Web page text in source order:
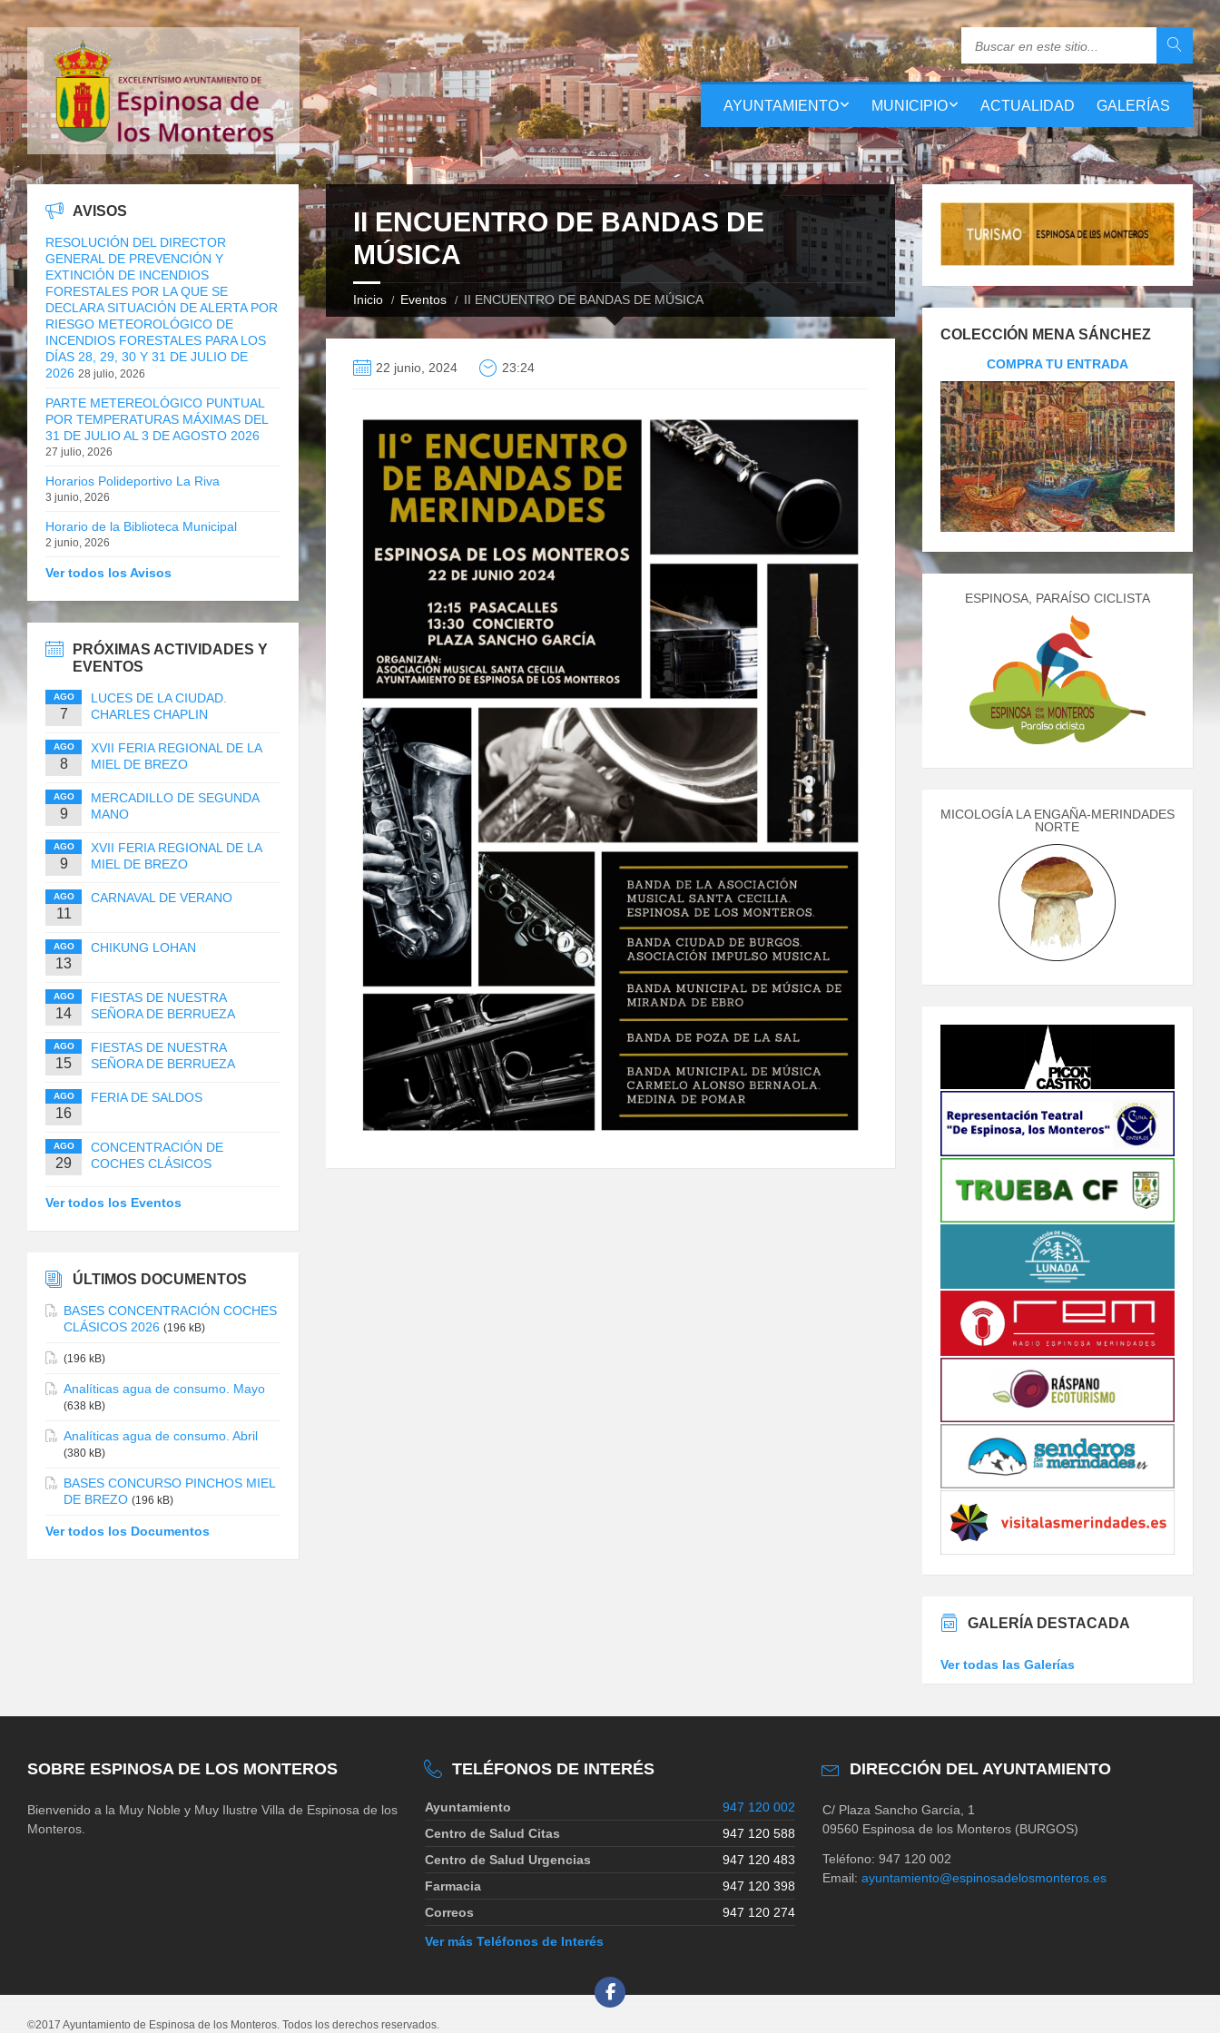
AYUNTAMIENTO MUNICIPIO ACTUALIDAD GALERÍAS
II ENCUENTRO DE BANDAS DE
MÚSICA
Inicio Eventos II ENCUENTRO DE BANDAS DE MÚSICA
22 junio, 2024 23:24
AVISOS
RESOLUCIÓN DEL DIRECTOR
GENERAL DE PREVENCIÓN Y
EXTINCIÓN DE INCENDIOS
FORESTALES POR LA QUE SE
DECLARA SITUACIÓN DE ALERTA POR
RIESGO METEOROLÓGICO DE
INCENDIOS FORESTALES PARA LOS
DÍAS 28, 29, 30 Y 31 DE JULIO DE
2026 28 julio, 2026
PARTE METEREOLÓGICO PUNTUAL
POR TEMPERATURAS MÁXIMAS DEL
31 DE JULIO AL 3 DE AGOSTO 2026
27 julio, 2026
Horarios Polideportivo La Riva
3 junio, 2026
Horario de la Biblioteca Municipal
2 junio, 2026
Ver todos los Avisos
PRÓXIMAS ACTIVIDADES Y
EVENTOS
AGO
7
LUCES DE LA CIUDAD.
CHARLES CHAPLIN
AGO
8
XVII FERIA REGIONAL DE LA
MIEL DE BREZO
AGO
9
MERCADILLO DE SEGUNDA
MANO
AGO
9
XVII FERIA REGIONAL DE LA
MIEL DE BREZO
AGO
11
CARNAVAL DE VERANO
AGO
13
CHIKUNG LOHAN
AGO
14
FIESTAS DE NUESTRA
SEÑORA DE BERRUEZA
AGO
15
FIESTAS DE NUESTRA
SEÑORA DE BERRUEZA
AGO
16
FERIA DE SALDOS
AGO
29
CONCENTRACIÓN DE
COCHES CLÁSICOS
Ver todos los Eventos
ÚLTIMOS DOCUMENTOS
BASES CONCENTRACIÓN COCHES
CLÁSICOS 2026 (196 kB)
(196 kB)
Analíticas agua de consumo. Mayo
(638 kB)
Analíticas agua de consumo. Abril
(380 kB)
BASES CONCURSO PINCHOS MIEL
DE BREZO (196 kB)
Ver todos los Documentos
COLECCIÓN MENA SÁNCHEZ
COMPRA TU ENTRADA
ESPINOSA, PARAÍSO CICLISTA
MICOLOGÍA LA ENGAÑA-MERINDADES
NORTE
GALERÍA DESTACADA
Ver todas las Galerías
SOBRE ESPINOSA DE LOS MONTEROS
Bienvenido a la Muy Noble y Muy Ilustre Villa de Espinosa de los
Monteros.
TELÉFONOS DE INTERÉS
Ayuntamiento
947 120 002
Centro de Salud Citas
947 120 588
Centro de Salud Urgencias
947 120 483
Farmacia
947 120 398
Correos
947 120 274
Ver más Teléfonos de Interés
DIRECCIÓN DEL AYUNTAMIENTO
C/ Plaza Sancho García, 1
09560 Espinosa de los Monteros (BURGOS)
Teléfono: 947 120 002
Email: ayuntamiento@espinosadelosmonteros.es
©2017 Ayuntamiento de Espinosa de los Monteros. Todos los derechos reservados.